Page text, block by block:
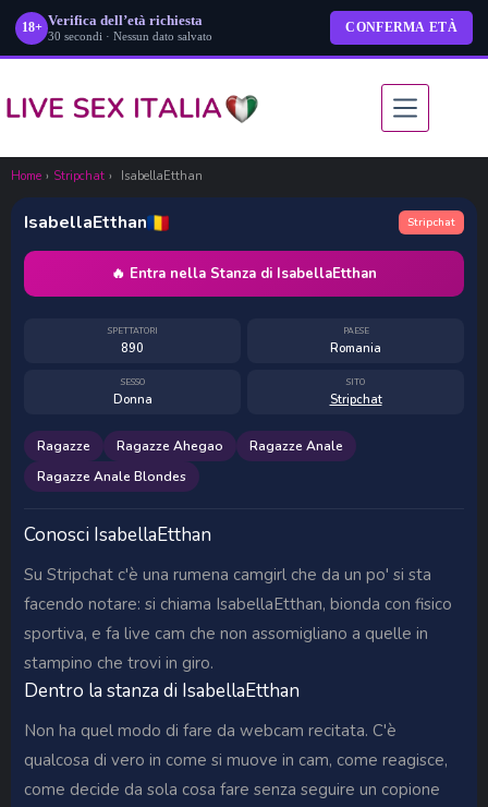
18+ Verifica dell’età richiesta
30 secondi · Nessun dato salvato
CONFERMA ETÀ
contenuto
Home › Stripchat › IsabellaEtthan
IsabellaEtthan Stripchat
🔥 Entra nella Stanza di IsabellaEtthan
SPETTATORI
890
PAESE
Romania
SESSO
Donna
SITO
Stripchat
Ragazze Ragazze Ahegao
Ragazze Anale
Ragazze Anale Blondes
Conosci IsabellaEtthan
Su Stripchat c'è una rumena camgirl che da un po' si sta
facendo notare: si chiama IsabellaEtthan, bionda con fisico
sportiva, e fa live cam che non assomigliano a quelle in
stampino che trovi in giro.
Dentro la stanza di IsabellaEtthan
Non ha quel modo di fare da webcam recitata. C'è
qualcosa di vero in come si muove in cam, come reagisce,
come decide da sola cosa fare senza seguire un copione